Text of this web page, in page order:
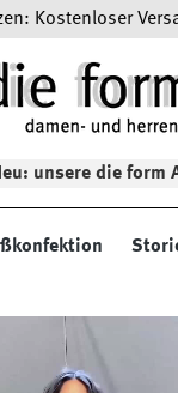
Kostenloser
unsere die form